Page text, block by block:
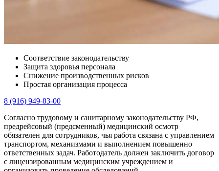
Соответствие законодательству
Защита здоровья персонала
Снижение производственных рисков
Простая организация процесса
8 (916) 949-83-00
Согласно трудовому и санитарному законодательству РФ,
предрейсовый (предсменный) медицинский осмотр
обязателен для сотрудников, чья работа связана с управлением
транспортом, механизмами и выполнением повышенно
ответственных задач. Работодатель должен заключить договор
с лицензированным медицинским учреждением и